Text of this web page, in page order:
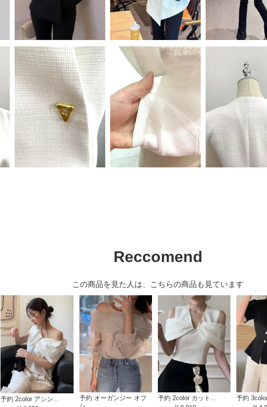
Reccomend
この商品を見た人は、こちらの商品も見ています
予約 2color アシン...
予約 オーガンジー オフ
予約 2color カット...
予約